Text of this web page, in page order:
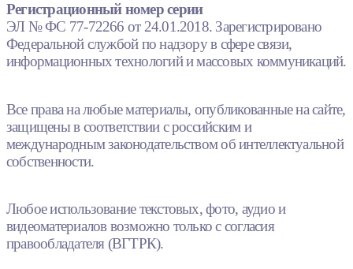
Регистрационный номер серии
ЭЛ № ФС 77-72266 от 24.01.2018. Зарегистрировано
Федеральной службой по надзору в сфере связи,
информационных технологий и массовых коммуникаций.
Все права на любые материалы, опубликованные на сайте,
защищены в соответствии с российским и
международным законодательством об интеллектуальной
собственности.
Любое использование текстовых, фото, аудио и
видеоматериалов возможно только с согласия
правообладателя (ВГТРК).